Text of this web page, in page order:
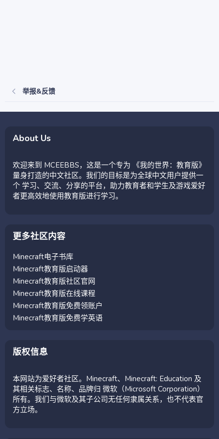
举报&反馈
About Us
欢迎来到 MCEEBBS，这是一个专为 《我的世界：教育版》
量身打造的中文社区。我们的目标是为全球中文用户提供一
个 学习、交流、分享的平台，助力教育者和学生及游戏爱好
者更高效地使用教育版进行学习。
更多社区内容
Minecraft电子书库
Minecraft教育版启动器
Minecraft教育版社区官网
Minecraft教育版在线课程
Minecraft教育版免费领账户
Minecraft教育版免费学英语
版权信息
本网站为爱好者社区。Minecraft、Minecraft: Education 及
其相关标志、名称、品牌归 微软（Microsoft Corporation）
所有。我们与微软及其子公司无任何隶属关系，也不代表官
方立场。